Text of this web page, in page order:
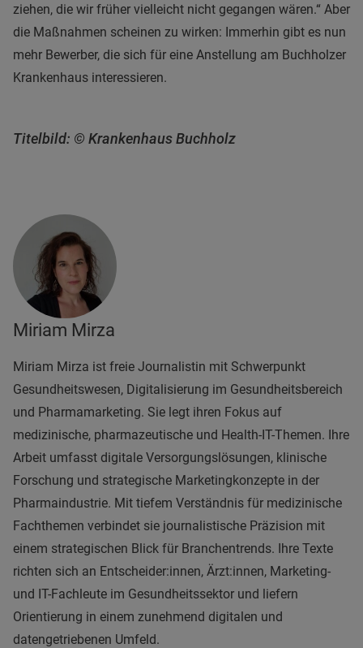
ziehen, die wir früher vielleicht nicht gegangen wären.“ Aber
die Maßnahmen scheinen zu wirken: Immerhin gibt es nun
mehr Bewerber, die sich für eine Anstellung am Buchholzer
Krankenhaus interessieren.
Titelbild: © Krankenhaus Buchholz
Miriam Mirza
Miriam Mirza ist freie Journalistin mit Schwerpunkt
Gesundheitswesen, Digitalisierung im Gesundheitsbereich
und Pharmamarketing. Sie legt ihren Fokus auf
medizinische, pharmazeutische und Health-IT-Themen. Ihre
Arbeit umfasst digitale Versorgungslösungen, klinische
Forschung und strategische Marketingkonzepte in der
Pharmaindustrie. Mit tiefem Verständnis für medizinische
Fachthemen verbindet sie journalistische Präzision mit
einem strategischen Blick für Branchentrends. Ihre Texte
richten sich an Entscheider:innen, Ärzt:innen, Marketing-
und IT-Fachleute im Gesundheitssektor und liefern
Orientierung in einem zunehmend digitalen und
datengetriebenen Umfeld.